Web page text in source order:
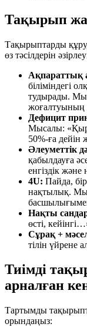
Тақырып
Тақырыптарды
өз тәсілдерін
Ақпараттық
біліміндегі
тудырады.
жоғалтуының
Дефицит
Мысалы:
50%-ға дейін
Әлеуметтік
қабылдауға
енгіздік
4U: Пайда,
нақтылық.
Нақты
өсті,
Сұрақ +
тілін үйрене
Тиімді
арналған
Тартымды
орындаңыз: